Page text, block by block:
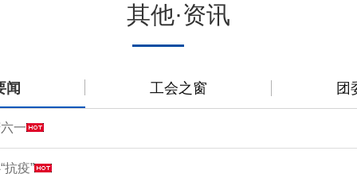
其他·资讯
闻 工会之窗 团
一
抗疫”